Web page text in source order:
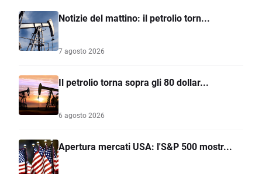
Notizie del mattino: il petrolio torn...
7 agosto 2026
Il petrolio torna sopra gli 80 dollar...
6 agosto 2026
Apertura mercati USA: l'S&P 500 mostr...